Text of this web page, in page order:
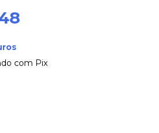
com Pix